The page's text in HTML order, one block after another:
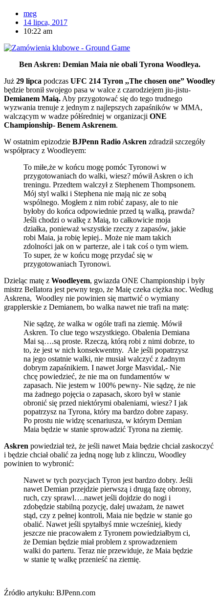
meg
14 lipca, 2017
10:22 am
Ben Askren: Demian Maia nie obali Tyrona Woodleya.
Już 29 lipca podczas UFC 214 Tyron ,,The chosen one” Woodley
będzie bronił swojego pasa w walce z czarodziejem jiu-jistu-
Demianem Maią. Aby przygotować się do tego trudnego
wyzwania trenuje z jednym z najlepszych zapaśników w MMA,
walczącym w wadze półśredniej w organizacji ONE
Championship- Benem Askrenem.
W ostatnim epizodzie BJPenn Radio Askren zdradził szczegóły
współpracy z Woodleyem:
To miłe,że w końcu mogę pomóc Tyronowi w
przygotowaniach do walki, wiesz? mówił Askren o ich
treningu. Przedtem walczył z Stephenem Thompsonem.
Mój styl walki i Stephena nie mają nic ze sobą
wspólnego. Mogłem z nim robić zapasy, ale to nie
byłoby do końca odpowiednie przed tą walką, prawda?
Jeśli chodzi o walkę z Maią, to całkowicie moja
działka, ponieważ wszystkie rzeczy z zapasów, jakie
robi Maia, ja robię lepiej.. Może nie mam takich
zdolności jak on w parterze, ale i tak coś o tym wiem.
To super, że w końcu mogę przydać się w
przygotowaniach Tyronowi.
Dzieląc matę z Woodleyem, gwiazda ONE Championship i były
mistrz Bellatora jest pewny tego, że Maię czeka ciężka noc. Według
Askrena, Woodley nie powinien się martwić o wymiany
grapplerskie z Demianem, bo walka nawet nie trafi na matę:
Nie sądzę, że walka w ogóle trafi na ziemię. Mówił
Askren. To clue tego wszystkiego. Obalenia Demiana
Mai są….są proste. Rzeczą, którą robi z nimi dobrze, to
to, że jest w nich konsekwentny. Ale jeśli popatrzysz
na jego ostatnie walki, nie musiał walczyć z żadnym
dobrym zapaśnikiem. I nawet Jorge Masvidal,- Nie
chcę powiedzieć, że nie ma on fundamentów w
zapasach. Nie jestem w 100% pewny- Nie sądzę, że nie
ma żadnego pojęcia o zapasach, skoro był w stanie
obronić się przed niektórymi obaleniami, wiesz? I jak
popatrzysz na Tyrona, który ma bardzo dobre zapasy.
Po prostu nie widzę scenariusza, w którym Demian
Maia będzie w stanie sprowadzić Tyrona na ziemię.
Askren powiedział też, że jeśli nawet Maia będzie chciał zaskoczyć
i będzie chciał obalić za jedną nogę lub z klinczu, Woodley
powinien to wybronić:
Nawet w tych pozycjach Tyron jest bardzo dobry. Jeśli
nawet Demian przejdzie pierwszą i drugą fazę obrony,
ruch, czy sprawl….nawet jeśli dojdzie do nogi i
zdobędzie stabilną pozycję, dalej uważam, że nawet
stąd, czy z pełnej kontroli, Maia nie będzie w stanie go
obalić. Nawet jeśli spytałbyś mnie wcześniej, kiedy
jeszcze nie pracowałem z Tyronem powiedziałbym ci,
że Demian będzie miał problem z sprowadzeniem
walki do parteru. Teraz nie przewiduje, że Maia będzie
w stanie tę walkę przenieść na ziemię.
Źródło artykułu: BJPenn.com